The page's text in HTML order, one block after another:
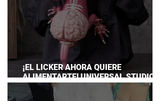
¡EL LICKER AHORA QUIERE
ALIMENTARTE! UNIVERSAL STUDIOS
JAPAN PRESENTA SU TERRORÍFICA
COLECCIÓN DE RESIDENT EVIL